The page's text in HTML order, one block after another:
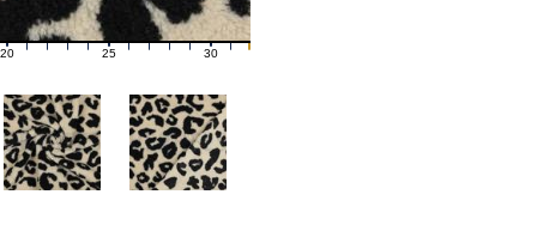
21 22 23 24 25 26 27 28 29 30 31